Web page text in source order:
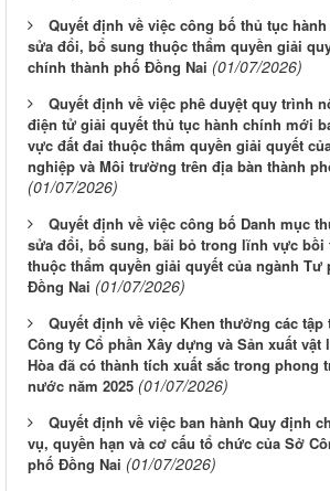
Quyết định về việc công bố thủ tục
sửa đổi, bổ sung thuộc thẩm quyền giải
chính thành phố Đồng Nai (01/07/2026)
Quyết định về việc phê duyệt quy trình
điện tử giải quyết thủ tục hành chính mới
vực đất đai thuộc thẩm quyền giải quyết
nghiệp và Môi trường trên địa bàn thành
(01/07/2026)
Quyết định về việc công bố Danh mục
sửa đổi, bổ sung, bãi bỏ trong lĩnh vực
thuộc thẩm quyền giải quyết của ngành Tư
Đồng Nai (01/07/2026)
Quyết định về việc Khen thưởng các tập
Công ty Cổ phần Xây dựng và Sản xuất vật
Hòa đã có thành tích xuất sắc trong phong
nước năm 2025 (01/07/2026)
Quyết định về việc ban hành Quy định
vụ, quyền hạn và cơ cấu tổ chức của Sở
phố Đồng Nai (01/07/2026)